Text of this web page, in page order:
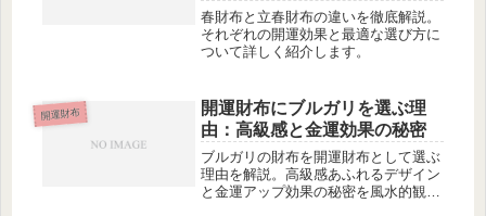
春財布と立春財布の違いを徹底解説。
それぞれの開運効果と最適な選び方に
ついて詳しく紹介します。
開運財布
開運財布にブルガリを選ぶ理
由：高級感と金運効果の秘密
ブルガリの財布を開運財布として選ぶ
理由を解説。高級感あふれるデザイン
と金運アップ効果の秘密を風水的観点